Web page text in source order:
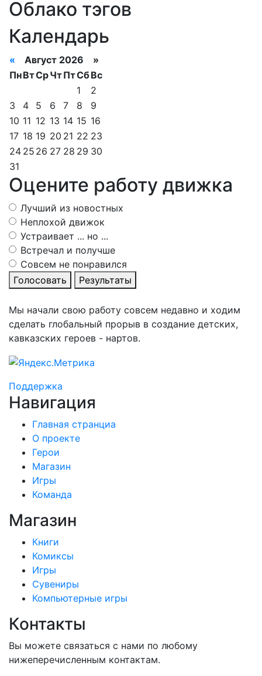
Облако тэгов
Календарь
« Август 2026 »
ПнВтСрЧтПтСбВс
1
2
3
4 5 6 7 8
9
10 11 12 13 14 15 16
17 18 19 20 21 22 23
24 25 26 27 28 29 30
31
Оцените работу движка
Лучший из новостных
Неплохой движок
Устраивает ... но ...
Встречал и получше
Совсем не понравился
Голосовать
Результаты
Мы начали свою работу совсем недавно и ходим
сделать глобальный прорыв в создание детских,
кавказских героев - нартов.
Поддержка
Навигация
Главная странциа
О проекте
Герои
Магазин
Игры
Команда
Магазин
Книги
Комиксы
Игры
Сувениры
Компьютерные игры
Контакты
Вы можете связаться с нами по любому
нижеперечисленным контактам.